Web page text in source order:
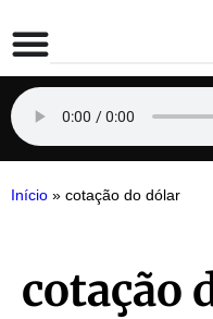
Início » cotação do dólar
cotação